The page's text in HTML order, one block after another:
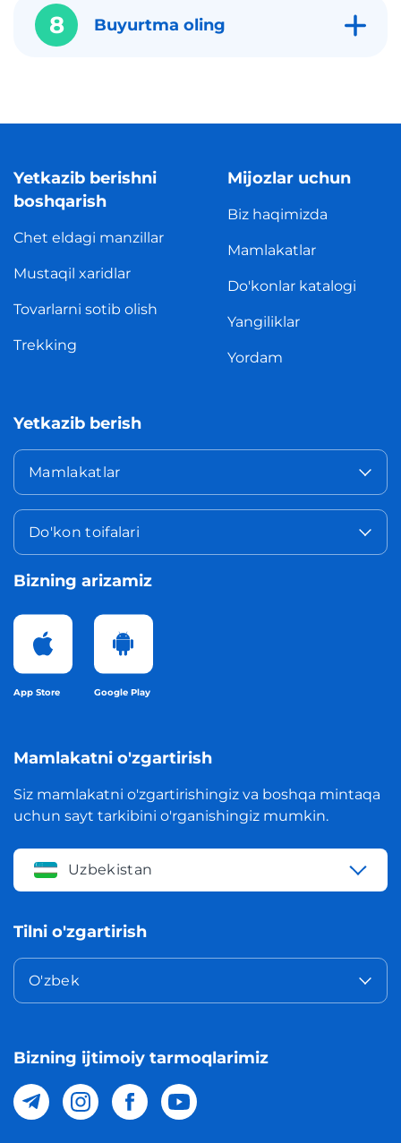
8 Buyurtma oling
Yetkazib berishni
boshqarish
Chet eldagi manzillar
Mustaqil xaridlar
Tovarlarni sotib olish
Trekking
Mijozlar uchun
Biz haqimizda
Mamlakatlar
Do'konlar katalogi
Yangiliklar
Yordam
Yetkazib berish
Mamlakatlar
Do'kon toifalari
Bizning arizamiz
App Store Google Play
Mamlakatni o'zgartirish
Siz mamlakatni o'zgartirishingiz va boshqa mintaqa
uchun sayt tarkibini o'rganishingiz mumkin.
Uzbekistan
Tilni o'zgartirish
O'zbek
Bizning ijtimoiy tarmoqlarimiz